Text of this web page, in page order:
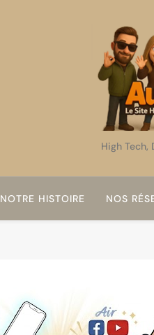
High Tech,
NOTRE HISTOIRE NOS